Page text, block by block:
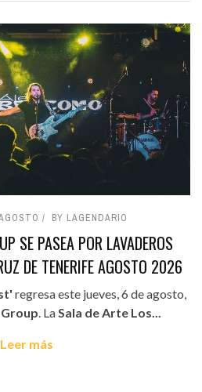
BY LAGENDARIO
SE PASEA POR LAVADEROS
DE TENERIFE AGOSTO 2026
regresa este jueves, 6 de agosto,
. LaSala de Arte Los...
Leer más